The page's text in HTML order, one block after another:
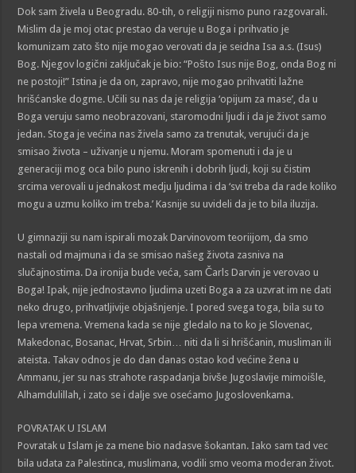
Dok sam živela u Beogradu. 80-tih, o religiji nismo puno razgovarali.
Mislim da je moj otac prestao da veruje u Boga i prihvatio je
komunizam zato što nije mogao verovati da je seidna Isa a.s. (Isus)
Bog. Njegov logični zaključak je bio: “Pošto Isus nije Bog, onda Bog ni
ne postoji!” Istina je da on, zapravo, nije mogao prihvatiti lažne
hrišćanske dogme. Učili su nas da je religija ‘opijum za mase’, da u
Boga veruju samo neobrazovani, staromodni ljudi i da je život samo
jedan. Stoga je većina nas živela samo za trenutak, verujući da je
smisao života – uživanje u njemu. Moram spomenuti i da je u
generaciji mog oca bilo puno iskrenih i dobrih ljudi, koji su čistim
srcima verovali u jednakost medju ljudima i da ‘svi treba da rade koliko
mogu a uzmu koliko im treba.’ Kasnije su uvideli da je to bila iluzija.
U gimnaziji su nam ispirali mozak Darvinovom teoriijom, da smo
nastali od majmuna i da se smisao našeg života zasniva na
slučajnostima. Da ironija bude veća, sam Čarls Darvin je verovao u
Boga! Ipak, nije jednostavno ljudima uzeti Boga a za uzvrat im ne dati
neko drugo, prihvatljivije objašnjenje. I pored svega toga, bila su to
lepa vremena. Vremena kada se nije gledalo na to ko je Slovenac,
Makedonac, Bosanac, Hrvat, Srbin… niti da li si hrišćanin, musliman ili
ateista. Takav odnos je do dan danas ostao kod većine žena u
Ammanu, jer su nas strahote raspadanja bivše Jugoslavije mimoišle,
Alhamdulillah, i zato se i dalje sve osećamo Jugoslovenkama.
POVRATAK U ISLAM
Povratak u Islam je za mene bio nadasve šokantan. Iako sam tad vec
bila udata za Palestinca, muslimana, vodili smo veoma moderan život.